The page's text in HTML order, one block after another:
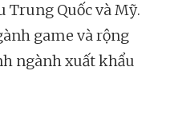
Trung Quốc và Mỹ.
game và rộng
ngành xuất khẩu